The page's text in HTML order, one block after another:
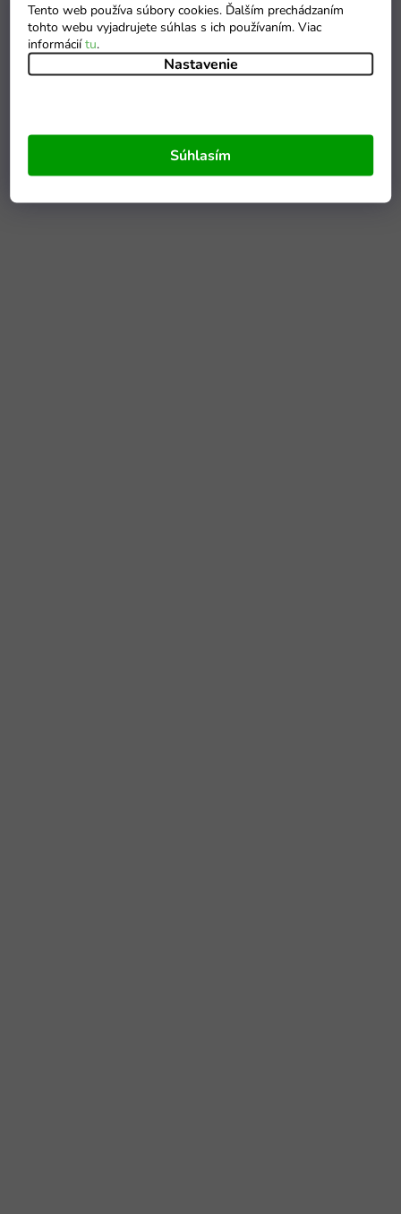
Tento web používa súbory cookies. Ďalším prechádzaním
tohto webu vyjadrujete súhlas s ich používaním. Viac
informáciítu.
Nastavenie
Súhlasím